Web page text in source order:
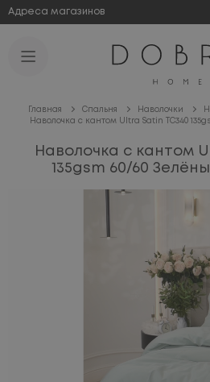
Адреса магазинов
Главная Спальня Наволочки
Наволочка с кантом Ultra Satin TC340
Наволочка с кантом
135gsm 60/60